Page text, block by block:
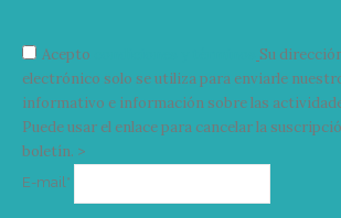
Acepto
Su
electrónico solo se utiliza para enviarle
informativo e información sobre las
Puede usar el enlace para cancelar la
boletín. >
E-mail*